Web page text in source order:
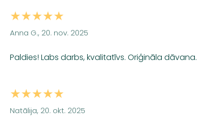
★★★★★
Anna G., 20. nov. 2025
Paldies! Labs darbs, kvalitatīvs. Oriģināla dāvana.
★★★★★
Natālija, 20. okt. 2025